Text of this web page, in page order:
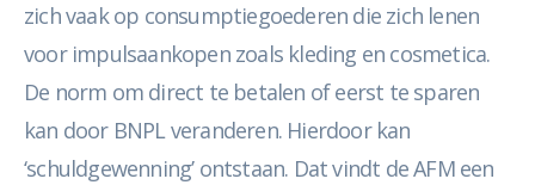
zich vaak op consumptiegoederen die zich lenen
voor impulsaankopen zoals kleding en cosmetica.
De norm om direct te betalen of eerst te sparen
kan door BNPL veranderen. Hierdoor kan
‘schuldgewenning’ ontstaan. Dat vindt de AFM een